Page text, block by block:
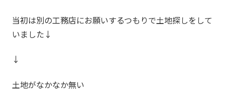
当初は別の工務店にお願いするつもりで土地探しをして
いました↓
↓
土地がなかなか無い